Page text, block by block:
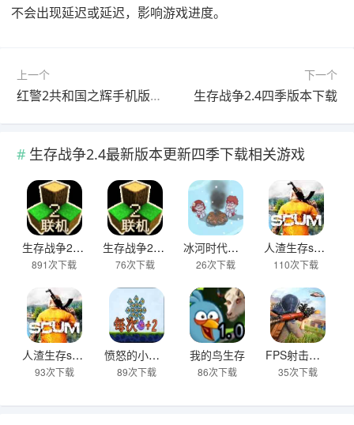
不会出现延迟或延迟，影响游戏进度。
上一个
红警2共和国之辉手机版下载官网
下一个
生存战争2.4四季版本下载
生存战争2.4最新版本更新四季下载相关游戏
生存战争2.4四季版本下载
891次下载
生存战争2.4最新版本更新四季下载
76次下载
冰河时代生存大亨最新版
26次下载
人渣生存scum2025最新版
110次下载
人渣生存scum官方正版
93次下载
愤怒的小鸟生存版
89次下载
我的鸟生存
86次下载
FPS射击生存战场手机版
35次下载